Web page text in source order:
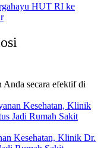
Anda secara efektif di
Kesehatan, Klinik Dr.